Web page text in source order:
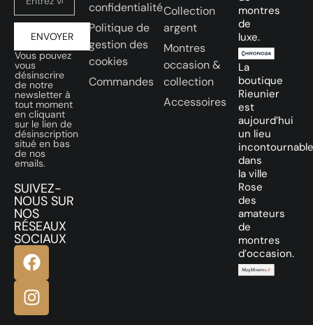
ENVOYER
Vous pouvez
vous
désinscrire
de notre
newsletter à
tout moment
en cliquant
sur le lien de
désinscription
situé en bas
de nos
emails.
SUIVEZ-
NOUS SUR
NOS
RÉSEAUX
SOCIAUX
confidentialité
Politique de
gestion des
cookies
Commandes
Collection
argent
Montres
occasion &
collection
Accessoires
montres
de
luxe.
La
boutique
Rieunier
est
aujourd’hui
un lieu
incontournable
dans
la ville
Rose
des
amateurs
de
montres
d’occasion.